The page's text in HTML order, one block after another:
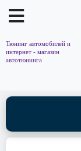
Тюнинг автомобилей и
интернет - магазин
автотюнинга